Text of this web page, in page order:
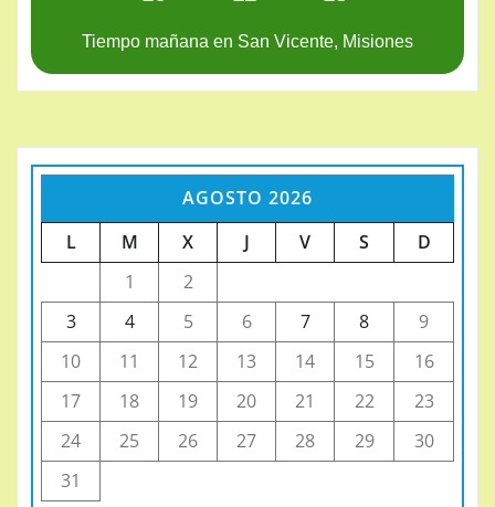
Tiempo mañana en San Vicente, Misiones
AGOSTO 2026
L
M X J V S
D
1
2
3
4 5 6 7 8
9
10
11 12 13 14 15
16
17
18 19 20 21 22
23
24
25 26 27 28 29
30
31